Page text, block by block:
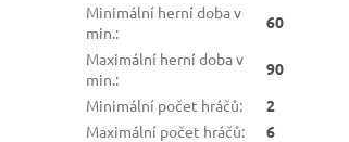
Minimální herní doba v
min. :
60
Maximální herní doba v
min. :
90
Minimální počet hráčů:
2
Maximální počet hráčů: 6